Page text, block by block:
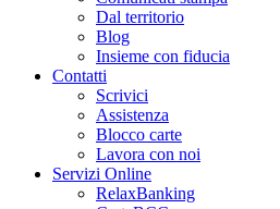
Dal territorio
Blog
Insieme con fiducia
Contatti
Scrivici
Assistenza
Blocco carte
Lavora con noi
Servizi Online
RelaxBanking